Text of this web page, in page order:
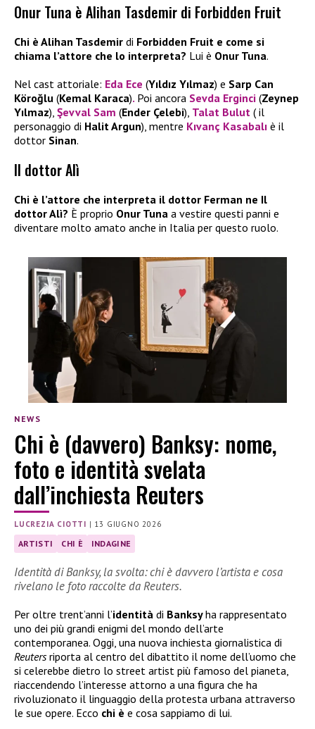
Onur Tuna è Alihan Tasdemir di Forbidden Fruit
Chi è Alihan Tasdemir di Forbidden Fruit e come si
chiama l’attore che lo interpreta? Lui è Onur Tuna.
Nel cast attoriale: Eda Ece (Yıldız Yılmaz) e Sarp Can
Köroğlu (Kemal Karaca). Poi ancora Sevda Erginci (Zeynep
Yılmaz), Şevval Sam (Ender Çelebi), Talat Bulut ( il
personaggio di Halit Argun), mentre Kıvanç Kasabalı è il
dottor Sinan.
Il dottor Alì
Chi è l’attore che interpreta il dottor Ferman ne Il
dottor Alì? È proprio Onur Tuna a vestire questi panni e
diventare molto amato anche in Italia per questo ruolo.
NEWS
Chi è (davvero) Banksy: nome,
foto e identità svelata
dall’inchiesta Reuters
LUCREZIA CIOTTI | 13 GIUGNO 2026
ARTISTI CHI È INDAGINE
Identità di Banksy, la svolta: chi è davvero l’artista e cosa
rivelano le foto raccolte da Reuters.
Per oltre trent’anni l’identità di Banksyha rappresentato
uno dei più grandi enigmi del mondo dell’arte
contemporanea. Oggi, una nuova inchiesta giornalistica di
Reutersriporta al centro del dibattito il nome dell’uomo che
si celerebbe dietro lo street artist più famoso del pianeta,
riaccendendo l’interesse attorno a una figura che ha
rivoluzionato il linguaggio della protesta urbana attraverso
le sue opere. Ecco chi è e cosa sappiamo di lui.